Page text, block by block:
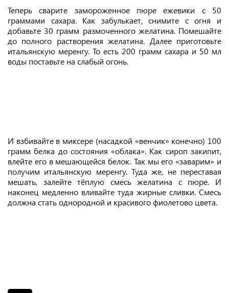
Теперь сварите замороженное пюре ежевики с 50
граммами сахара. Как забулькает, снимите с огня и
добавьте 30 грамм размоченного желатина. Помешайте
до полного растворения желатина. Далее приготовьте
итальянскую меренгу. То есть 200 грамм сахара и 50 мл
воды поставьте на слабый огонь.
И взбивайте в миксере (насадкой «венчик» конечно) 100
грамм белка до состояния «облака». Как сироп закипит,
влейте его в мешающейся белок. Так мы его «заварим» и
получим итальянскую меренгу. Туда же, не переставая
мешать, залейте тёплую смесь желатина с пюре. И
наконец медленно вливайте туда жирные сливки. Смесь
должна стать однородной и красивого фиолетово цвета.